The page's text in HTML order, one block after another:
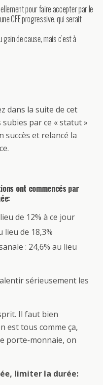
pour faire accepter par le
CFE progressive, qui serait
de cause, mais c’est à
dans la suite de cet
par ce « statut »
succès et relancé la
ont commencés par
de 12% à ce jour
lieu de 18,3%
: 24,6% au lieu
sérieusement les
Il faut bien
est tous comme ça,
porte-monnaie, on
limiter la durée: